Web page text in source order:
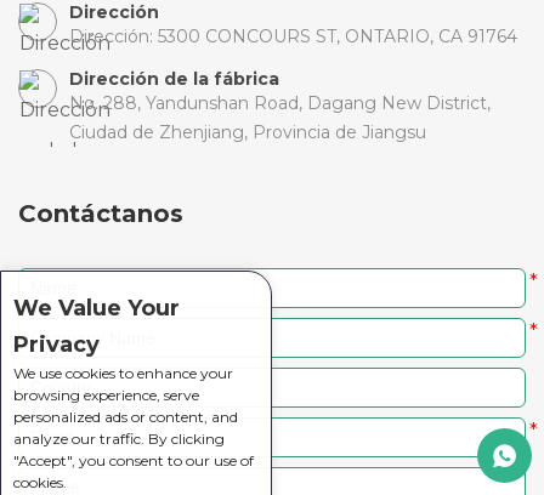
Dirección
Dirección: 5300 CONCOURS ST, ONTARIO, CA 91764
Dirección de la fábrica
No. 288, Yandunshan Road, Dagang New District,
Ciudad de Zhenjiang, Provincia de Jiangsu
Contáctanos
*
*
*
We Value Your
Privacy
We use cookies to enhance your
browsing experience, serve
personalized ads or content, and
analyze our traffic. By clicking
"Accept", you consent to our use of
cookies.